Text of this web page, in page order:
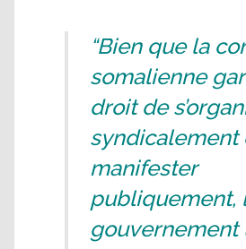
“Bien que la
somalienne
droit de
syndicalement
manifester
publiquement,
gouvernement